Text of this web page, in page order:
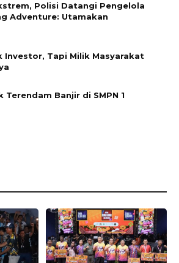
Polisi Datangi Pengelola
Adventure: Utamakan
Investor, Tapi Milik Masyarakat
Terendam Banjir di SMPN 1